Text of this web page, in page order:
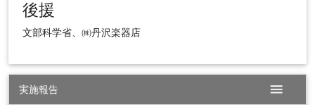
後援
文部科学省、㈱丹沢楽器店
実施報告 menu